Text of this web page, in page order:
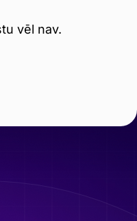
vēl nav.